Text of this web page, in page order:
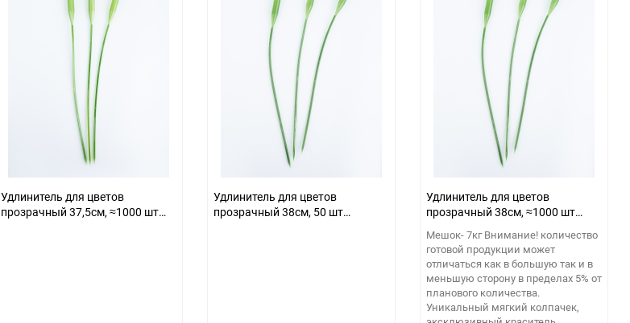
90
150
Удлинитель для цветов
прозрачный 37,5см, ≈1000 шт
Удлинитель для цветов
прозрачный 38см, 50 шт
Удлинитель для цветов
прозрачный 38см, ≈1000 шт
Мешок- 7кг Внимание! количество
готовой продукции может
отличаться как в большую так и в
меньшую сторону в пределах 5% от
планового количества.
Уникальный мягкий колпачек,